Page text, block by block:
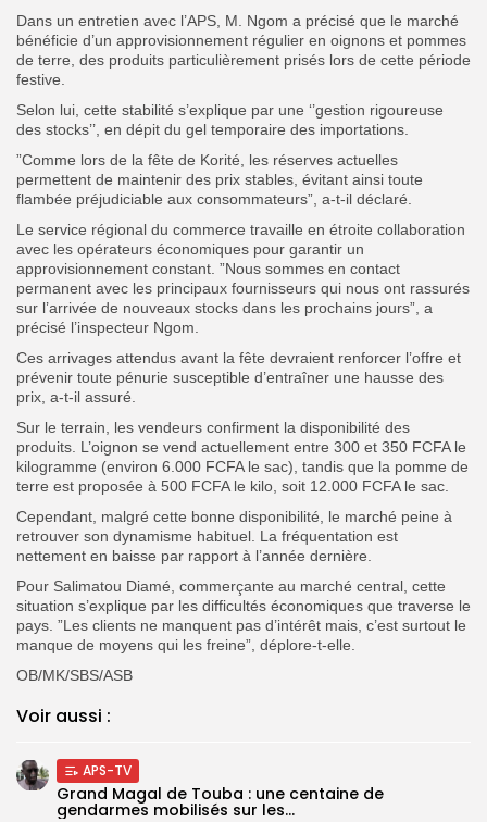
Dans un entretien avec l’APS, M. Ngom a précisé que le marché
bénéficie d’un approvisionnement régulier en oignons et pommes
de terre, des produits particulièrement prisés lors de cette période
festive.
Selon lui, cette stabilité s’explique par une ‘’gestion rigoureuse
des stocks’’, en dépit du gel temporaire des importations.
”Comme lors de la fête de Korité, les réserves actuelles
permettent de maintenir des prix stables, évitant ainsi toute
flambée préjudiciable aux consommateurs”, a-t-il déclaré.
Le service régional du commerce travaille en étroite collaboration
avec les opérateurs économiques pour garantir un
approvisionnement constant. ”Nous sommes en contact
permanent avec les principaux fournisseurs qui nous ont rassurés
sur l’arrivée de nouveaux stocks dans les prochains jours”, a
précisé l’inspecteur Ngom.
Ces arrivages attendus avant la fête devraient renforcer l’offre et
prévenir toute pénurie susceptible d’entraîner une hausse des
prix, a-t-il assuré.
Sur le terrain, les vendeurs confirment la disponibilité des
produits. L’oignon se vend actuellement entre 300 et 350 FCFA le
kilogramme (environ 6.000 FCFA le sac), tandis que la pomme de
terre est proposée à 500 FCFA le kilo, soit 12.000 FCFA le sac.
Cependant, malgré cette bonne disponibilité, le marché peine à
retrouver son dynamisme habituel. La fréquentation est
nettement en baisse par rapport à l’année dernière.
Pour Salimatou Diamé, commerçante au marché central, cette
situation s’explique par les difficultés économiques que traverse le
pays. ”Les clients ne manquent pas d’intérêt mais, c’est surtout le
manque de moyens qui les freine”, déplore-t-elle.
OB/MK/SBS/ASB
Voir aussi :
APS-TV
Grand Magal de Touba : une centaine de
gendarmes mobilisés sur les...